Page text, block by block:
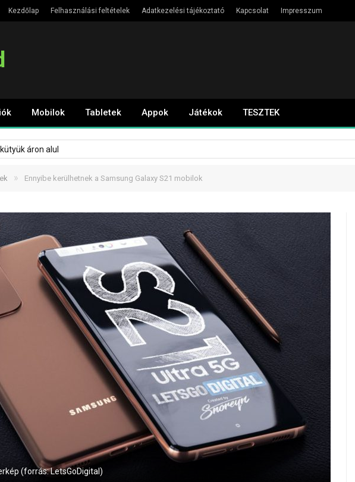
Kezdőlap Felhasználási feltételek Adatkezelési tájékoztató Kapcsolat Impresszum
Mobilok Tabletek Appok Játékok TESZTEK
áron alul
» Ennyibe kerülhetnek a Samsung Galaxy S21 mobilok
(forrás: LetsGoDigital)